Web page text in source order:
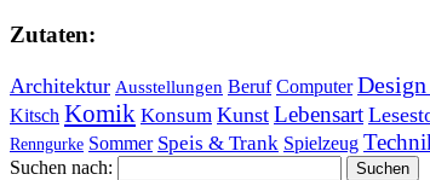
Zu­ta­ten:
Architektur Ausstellungen Beruf Computer
Kitsch Komik Konsum Kunst Lebensart
Renngurke Sommer Speis & Trank Spielzeug
Suchen nach: